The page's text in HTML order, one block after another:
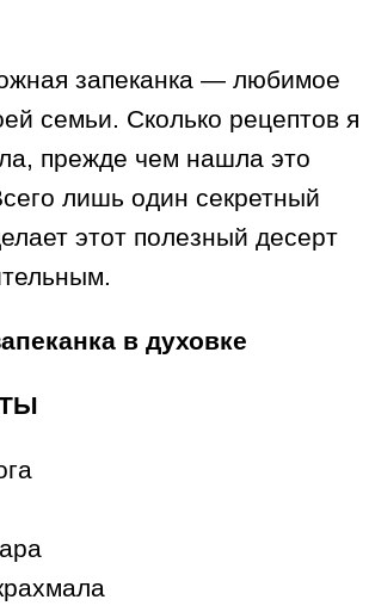
запеканка — любимое
семьи. Сколько рецептов я
прежде чем нашла это
лишь один секретный
этот полезный десерт
в духовке